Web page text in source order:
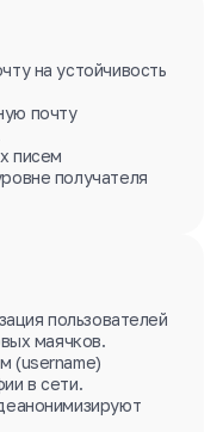
на устойчивость
почту
писем
получателя
пользователей
маячков.
(username)
в сети.